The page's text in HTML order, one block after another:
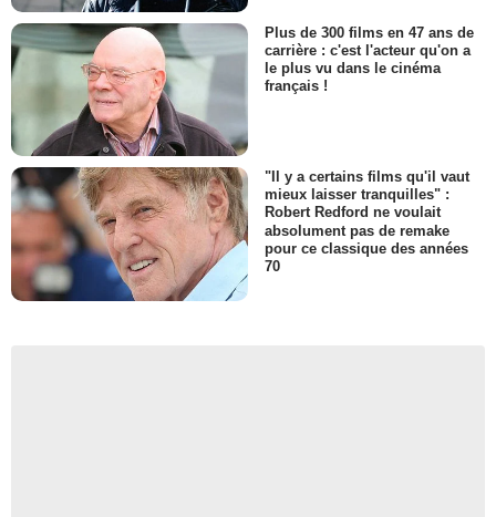
Plus de 300 films en 47 ans de
carrière : c'est l'acteur qu'on a
le plus vu dans le cinéma
français !
"Il y a certains films qu'il vaut
mieux laisser tranquilles" :
Robert Redford ne voulait
absolument pas de remake
pour ce classique des années
70